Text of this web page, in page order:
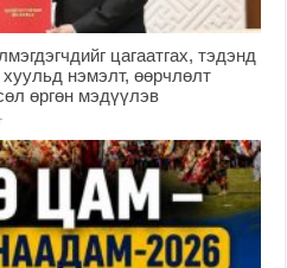
цагаатгах, тэдэнд
хуульд нэмэлт, өөрчлөлт
өргөн мэдүүлэв